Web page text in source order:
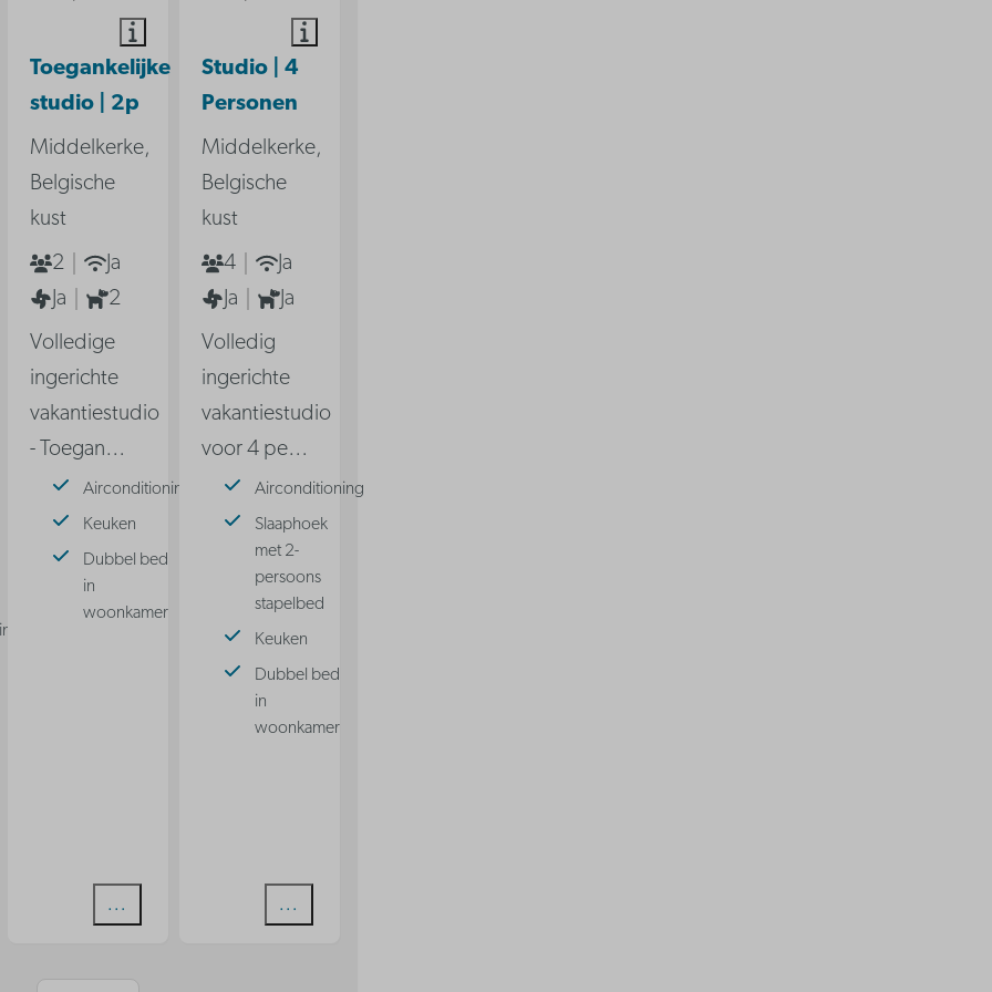
Toegankelijke
studio | 2p
Middelkerke,
Belgische
kust
2
Ja
Ja
2
Volledige
ingerichte
vakantiestudio
- Toegan…
Airconditioning
Keuken
Dubbel bed
in
woonkamer
Bekijken
Studio | 4
Personen
Middelkerke,
Belgische
kust
4
Ja
Ja
Ja
Volledig
ingerichte
vakantiestudio
voor 4 pe…
Airconditioning
Slaaphoek
met 2-
persoons
stapelbed
Keuken
Dubbel bed
in
woonkamer
Bekijken